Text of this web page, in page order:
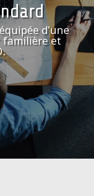
d’une
et